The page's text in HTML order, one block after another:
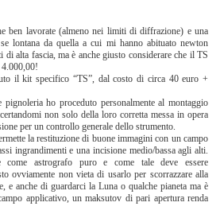
ben lavorate (almeno nei limiti di diffrazione) e una
se lontana da quella a cui mi hanno abituato newton
di alta fascia, ma è anche giusto considerare che il TS
4.000,00!
il kit specifico “TS”, dal costo di circa 40 euro +
ho proceduto personalmente al montaggio
non solo della loro corretta messa in opera
per un controllo generale dello strumento.
la restituzione di buone immagini con un campo
ingrandimenti e una incisione medio/bassa agli alti.
astrografo puro e come tale deve essere
ovviamente non vieta di usarlo per scorrazzare alla
e anche di guardarci la Luna o qualche pianeta ma è
applicativo, un maksutov di pari apertura renda